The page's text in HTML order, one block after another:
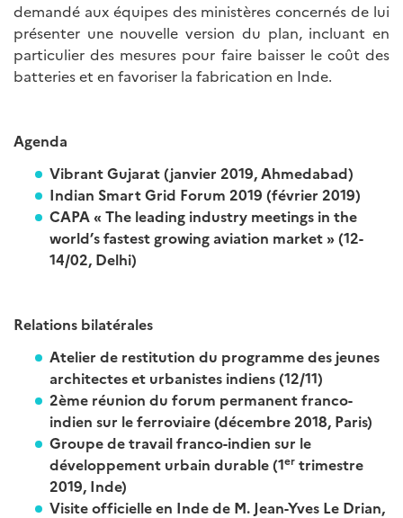
demandé aux équipes des ministères concernés de lui
présenter une nouvelle version du plan, incluant en
particulier des mesures pour faire baisser le coût des
batteries et en favoriser la fabrication en Inde.
Agenda
Vibrant Gujarat (janvier 2019, Ahmedabad)
Indian Smart Grid Forum 2019 (février 2019)
CAPA « The leading industry meetings in the
world’s fastest growing aviation market » (12-
14/02, Delhi)
Relations bilatérales
Atelier de restitution du programme des jeunes
architectes et urbanistes indiens (12/11)
2ème réunion du forum permanent franco-
indien sur le ferroviaire (décembre 2018, Paris)
Groupe de travail franco-indien sur le
développement urbain durable (1er trimestre
2019, Inde)
Visite officielle en Inde de M. Jean-Yves Le Drian,